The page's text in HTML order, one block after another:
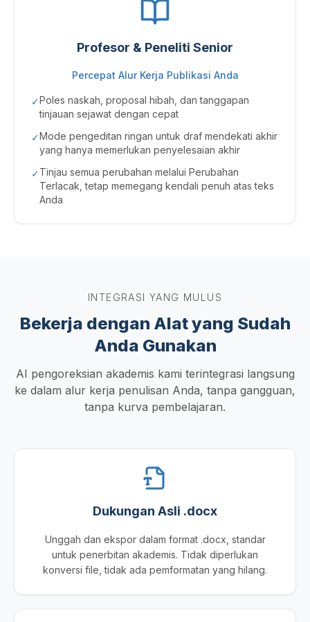
Profesor & Peneliti Senior
Percepat Alur Kerja Publikasi Anda
✓Poles naskah, proposal hibah, dan tanggapan
tinjauan sejawat dengan cepat
✓Mode pengeditan ringan untuk draf mendekati akhir
yang hanya memerlukan penyelesaian akhir
✓Tinjau semua perubahan melalui Perubahan
Terlacak, tetap memegang kendali penuh atas teks
Anda
INTEGRASI YANG MULUS
Bekerja dengan Alat yang Sudah
Anda Gunakan
AI pengoreksian akademis kami terintegrasi langsung
ke dalam alur kerja penulisan Anda, tanpa gangguan,
tanpa kurva pembelajaran.
Dukungan Asli .docx
Unggah dan ekspor dalam format .docx, standar
untuk penerbitan akademis. Tidak diperlukan
konversi file, tidak ada pemformatan yang hilang.